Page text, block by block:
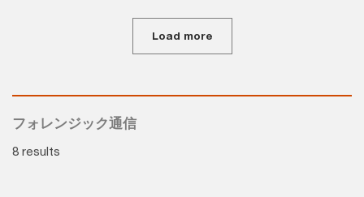
Load more
フォレンジック通信
8 results